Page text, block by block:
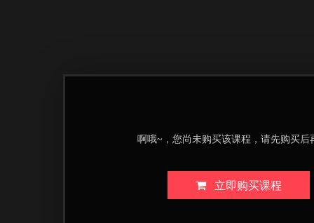
啊哦~，您尚未购买该课程，请先购买后
立即购买课程